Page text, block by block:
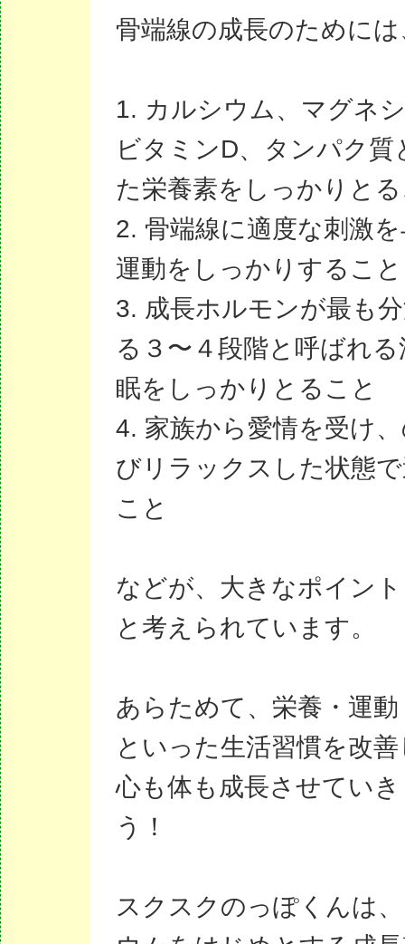
骨端線の成長のためには
1. カルシウム、マグネ
ビタミンD、タンパク質
た栄養素をしっかりと
2. 骨端線に適度な刺激
運動をしっかりすること
3. 成長ホルモンが最も
る３〜４段階と呼ばれ
眠をしっかりとること
4. 家族から愛情を受け
びリラックスした状態
こと
などが、大きなポイン
と考えられています。
あらためて、栄養・運動
といった生活習慣を改
心も体も成長させてい
う！
スクスクのっぽくんは